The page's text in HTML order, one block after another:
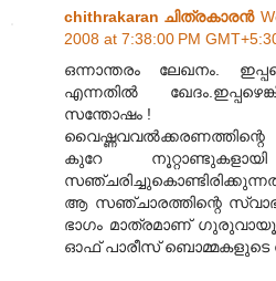
chithrakaran ചിത്രകാരന്‍
2008 at 7:38:00 PM
ഒന്നാന്തരം ലേഖനം.
എന്നതില്‍
സന്തോഷം !
വൈഷ്ണവവല്‍ക്കരണത്തിന്റെ
കുറേ
ആ സഞ്ചാരത്തിന്റെ
ഭാഗം മാത്രമാണ്
ഓഫ് പാരീസ് ബൊമ്മകളുടെ